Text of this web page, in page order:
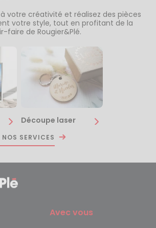
à votre créativité et réalisez des pièces
votre style, tout en profitant de la
faire de Rougier&Plé.
Découpe laser
SERVICES
Avec vous